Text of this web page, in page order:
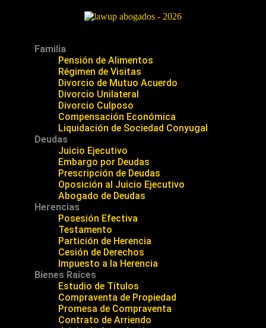
Familia
Pensión de Alimentos
Régimen de Visitas
Divorcio de Mutuo Acuerdo
Divorcio Unilateral
Divorcio Culposo
Compensación Económica
Liquidación de Sociedad Conyugal
Deudas
Juicio Ejecutivo
Embargo por Deudas
Prescripción de Deudas
Oposición al Juicio Ejecutivo
Abogado de Deudas
Herencias
Posesión Efectiva
Testamento
Partición de Herencia
Cesión de Derechos
Impuesto a la Herencia
Bienes Raíces
Estudio de Títulos
Compraventa de Propiedad
Promesa de Compraventa
Contrato de Arriendo